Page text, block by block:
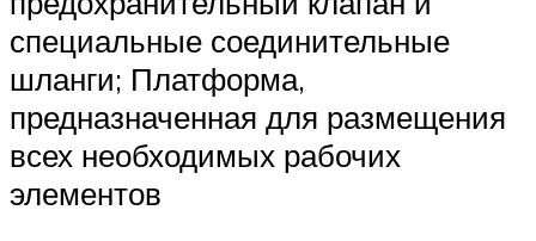
специальные соединительные
шланги; Платформа,
предназначенная для размещения
всех необходимых рабочих
элементов